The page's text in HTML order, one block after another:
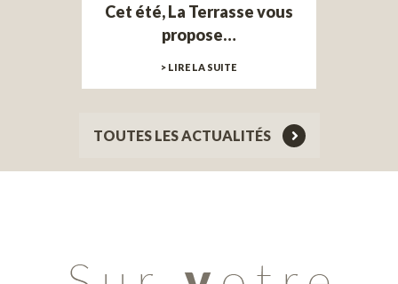
Cet été, La Terrasse vous
propose…
> LIRE LA SUITE
TOUTES LES ACTUALITÉS